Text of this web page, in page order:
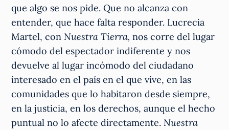
que algo se nos pide. Que no alcanza con
entender, que hace falta responder. Lucrecia
Martel, conNuestra Tierra,nos corre del lugar
cómodo del espectador indiferente y nos
devuelve al lugar incómodo del ciudadano
interesado en el país en el que vive, en las
comunidades que lo habitaron desde siempre,
en la justicia, en los derechos, aunque el hecho
puntual no lo afecte directamente.Nuestra